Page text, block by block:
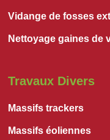
Vidange de fosses
Nettoyage gaines de
Travaux Divers
Massifs trackers
Massifs éoliennes